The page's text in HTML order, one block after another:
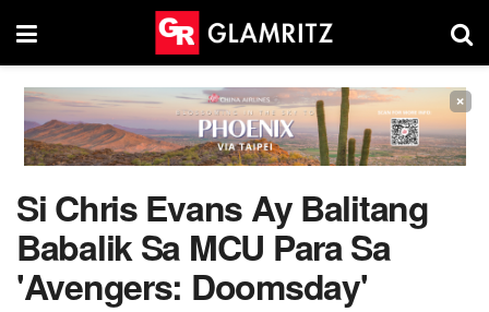
×
Si Chris Evans Ay Balitang
Babalik Sa MCU Para Sa
'Avengers: Doomsday'